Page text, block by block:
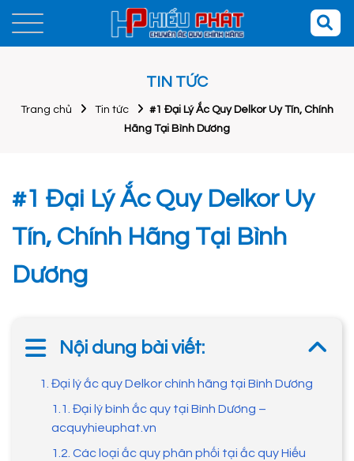
TIN TỨC
Trang chủ Tin tức
#1 Đại Lý Ắc Quy Delkor Uy Tín, Chính
Hãng Tại Bình Dương
#1 Đại Lý Ắc Quy Delkor Uy
Tín, Chính Hãng Tại Bình
Dương
Nội dung bài viết:
1. Đại lý ắc quy Delkor chính hãng tại Bình Dương
1.1. Đại lý bình ắc quy tại Bình Dương –
acquyhieuphat.vn
1.2. Các loại ắc quy phân phối tại ắc quy Hiếu